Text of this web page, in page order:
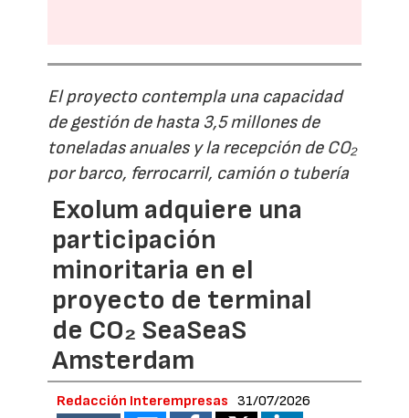
El proyecto contempla una capacidad
de gestión de hasta 3,5 millones de
toneladas anuales y la recepción de CO₂
por barco, ferrocarril, camión o tubería
Exolum adquiere una
participación
minoritaria en el
proyecto de terminal
de CO₂ SeaSeaS
Amsterdam
Redacción Interempresas 31/07/2026